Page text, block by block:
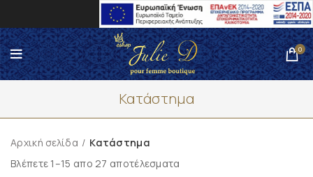
0
Κατάστημα
Αρχική σελίδα
Κατάστημα
Βλέπετε 1–15 απο 27 αποτέλεσματα